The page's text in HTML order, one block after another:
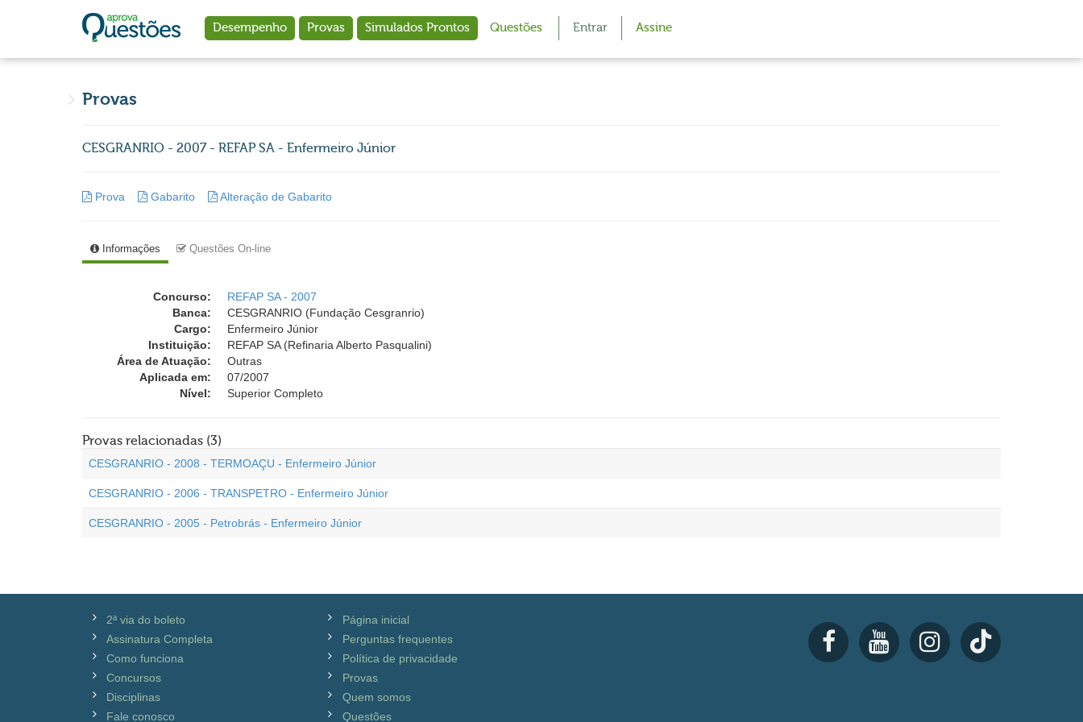
Desempenho Provas Simulados Prontos Questões Entrar Assine
Provas
CESGRANRIO - 2007 - REFAP SA - Enfermeiro Júnior
Prova Gabarito Alteração de Gabarito
Informações Questões On-line
Concurso:
REFAP SA - 2007
Banca:
CESGRANRIO (Fundação Cesgranrio)
Cargo:
Enfermeiro Júnior
Instituição:
REFAP SA (Refinaria Alberto Pasqualini)
Área de Atuação:
Outras
Aplicada em:
07/2007
Nível:
Superior Completo
Provas relacionadas (3)
CESGRANRIO - 2008 - TERMOAÇU - Enfermeiro Júnior
CESGRANRIO - 2006 - TRANSPETRO - Enfermeiro Júnior
CESGRANRIO - 2005 - Petrobrás - Enfermeiro Júnior
2ª via do boleto
Assinatura Completa
Como funciona
Concursos
Disciplinas
Fale conosco
Página inicial
Perguntas frequentes
Política de privacidade
Provas
Quem somos
Questões